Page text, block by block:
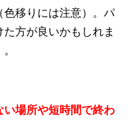
移りには注意）。パ
方が良いかもしれま
場所や短時間で終わ